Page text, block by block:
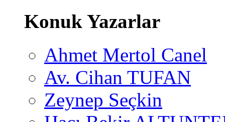
Konuk Yazarlar
Ahmet Mertol Canel
Av. Cihan TUFAN
Zeynep Seçkin